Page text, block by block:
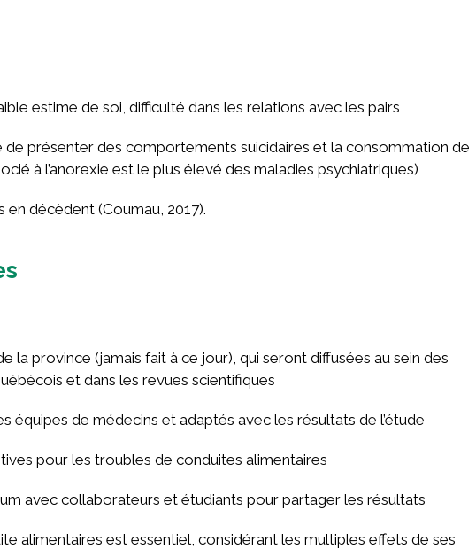
estime de soi, difficulté dans les relations avec les pairs
présenter des comportements suicidaires et la consommation de
à l’anorexie est le plus élevé des maladies psychiatriques)
en décèdent (Coumau, 2017).
la province (jamais fait à ce jour), qui seront diffusées au sein des
et dans les revues scientifiques
équipes de médecins et adaptés avec les résultats de l’étude
pour les troubles de conduites alimentaires
avec collaborateurs et étudiants pour partager les résultats
alimentaires est essentiel, considérant les multiples effets de ses